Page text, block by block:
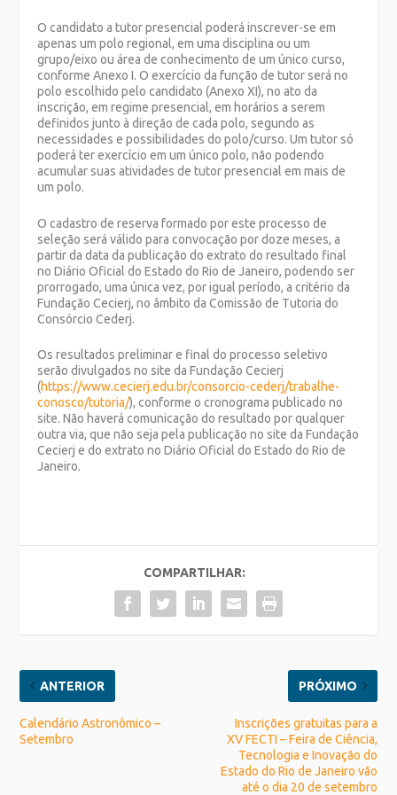
O candidato a tutor presencial poderá inscrever-se em
apenas um polo regional, em uma disciplina ou um
grupo/eixo ou área de conhecimento de um único curso,
conforme Anexo I. O exercício da função de tutor será no
polo escolhido pelo candidato (Anexo XI), no ato da
inscrição, em regime presencial, em horários a serem
definidos junto à direção de cada polo, segundo as
necessidades e possibilidades do polo/curso. Um tutor só
poderá ter exercício em um único polo, não podendo
acumular suas atividades de tutor presencial em mais de
um polo.
O cadastro de reserva formado por este processo de
seleção será válido para convocação por doze meses, a
partir da data da publicação do extrato do resultado final
no Diário Oficial do Estado do Rio de Janeiro, podendo ser
prorrogado, uma única vez, por igual período, a critério da
Fundação Cecierj, no âmbito da Comissão de Tutoria do
Consórcio Cederj.
Os resultados preliminar e final do processo seletivo
serão divulgados no site da Fundação Cecierj
(https://www.cecierj.edu.br/consorcio-cederj/trabalhe-
conosco/tutoria/), conforme o cronograma publicado no
site. Não haverá comunicação do resultado por qualquer
outra via, que não seja pela publicação no site da Fundação
Cecierj e do extrato no Diário Oficial do Estado do Rio de
Janeiro.
COMPARTILHAR:
ANTERIOR
Calendário Astronômico –
Setembro
PRÓXIMO
Inscrições gratuitas para a
XV FECTI – Feira de Ciência,
Tecnologia e Inovação do
Estado do Rio de Janeiro vão
até o dia 20 de setembro